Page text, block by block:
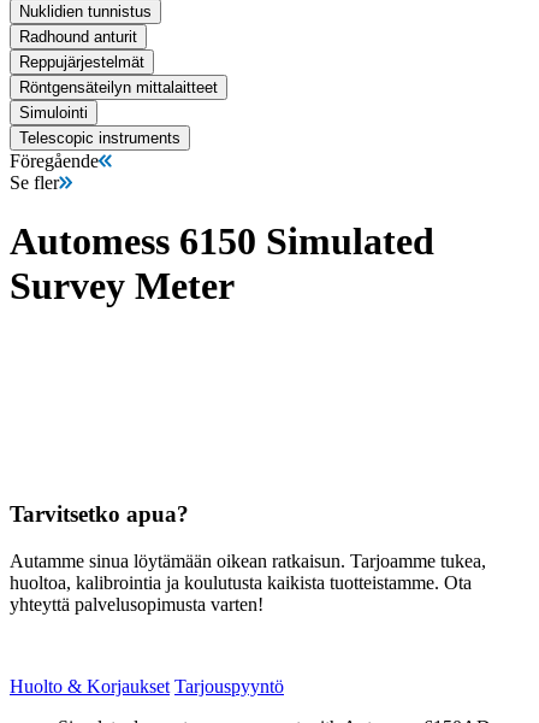
Nuklidien tunnistus
Radhound anturit
Reppujärjestelmät
Röntgensäteilyn mittalaitteet
Simulointi
Telescopic instruments
Föregående
Se fler
Automess 6150 Simulated
Survey Meter
Tarvitsetko apua?
Autamme sinua löytämään oikean ratkaisun. Tarjoamme tukea,
huoltoa, kalibrointia ja koulutusta kaikista tuotteistamme. Ota
yhteyttä palvelusopimusta varten!
Huolto & Korjaukset Tarjouspyyntö